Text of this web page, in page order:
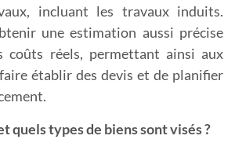
incluant les travaux induits.
une estimation aussi précise
coûts réels, permettant ainsi aux
établir des devis et de planifier
quels types de biens sont visés ?